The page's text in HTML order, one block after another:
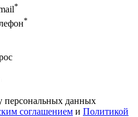
*
*
персональных данных
соглашением и Политикой